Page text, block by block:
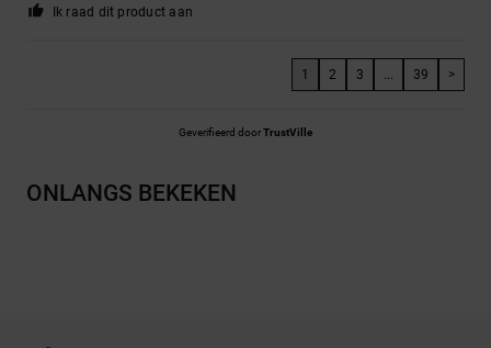
Ik raad dit product aan
1 2 3 39 >
Geverifieerd doorTrustVille
ONLANGS BEKEKEN